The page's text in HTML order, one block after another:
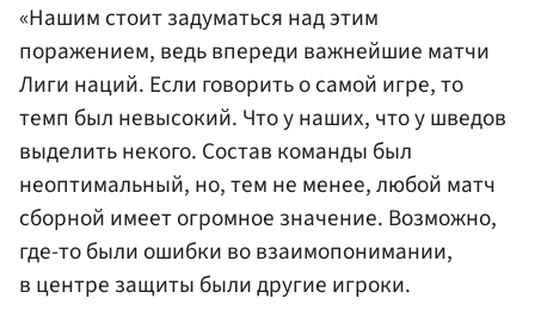
«Нашим стоит задуматься над этим
поражением, ведь впереди важнейшие матчи
Лиги наций. Если говорить о самой игре, то
темп был невысокий. Что у наших, что у шведов
выделить некого. Состав команды был
неоптимальный, но, тем не менее, любой матч
сборной имеет огромное значение. Возможно,
где-то были ошибки во взаимопонимании,
в центре защиты были другие игроки.